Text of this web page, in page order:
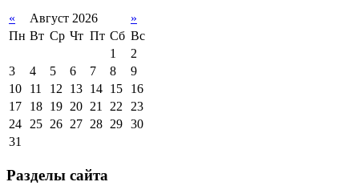
« Август 2026
»
Пн Вт Ср Чт Пт Сб Вс
1
2
3
4 5 6 7 8
9
10
11 12 13 14 15
16
17
18 19 20 21 22 23
24 25 26 27 28 29 30
31
Разделы сайта